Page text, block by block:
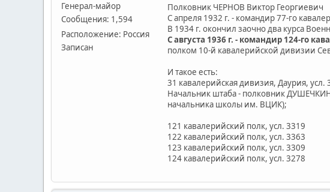
Генерал-майор
Сообщения: 1,594
Расположение: Россия
Записан
Полковник ЧЕРНОВ Виктор Георгиевич
С апреля 1932 г. - командир 77-го
В 1934 г. окончил заочно два курса
С августа 1936 г. - командир 124-го
полком 10-й кавалерийской дивизии
И такое есть:
31 кавалерийская дивизия, Даурия, усл.
Начальник штаба - полковник
начальника школы им. ВЦИК);
121 кавалерийский полк, усл. 3319
122 кавалерийский полк, усл. 3363
123 кавалерийский полк, усл. 3309
124 кавалерийский полк, усл. 3278